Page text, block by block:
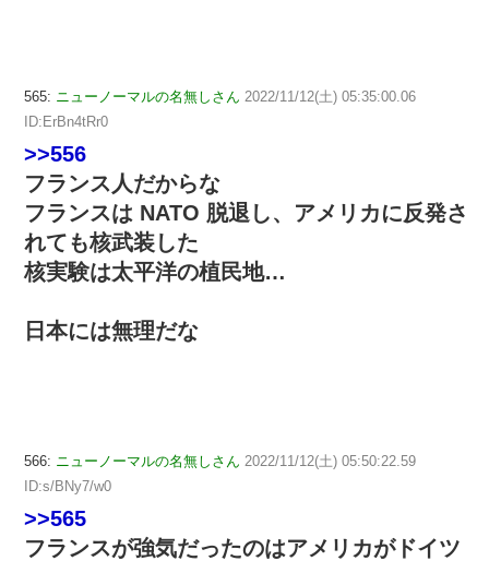
565: ニューノーマルの名無しさん 2022/11/12(土) 05:35:00.06
ID:ErBn4tRr0
>>556
フランス人だからな
フランスは NATO 脱退し、アメリカに反発さ
れても核武装した
核実験は太平洋の植民地…
日本には無理だな
566: ニューノーマルの名無しさん 2022/11/12(土) 05:50:22.59
ID:s/BNy7/w0
>>565
フランスが強気だったのはアメリカがドイツ